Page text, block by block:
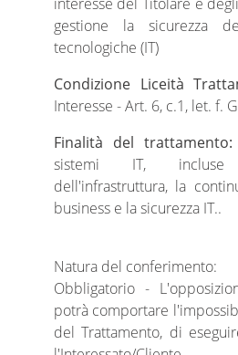
interesse del Titolare e
gestione la sicurezza
tecnologiche (IT)
Condizione Liceità
Interesse - Art. 6, c.1, let. f.
Finalità del trattamento:
sistemi IT,
dell'infrastruttura, la
business e la sicurezza IT..
Natura del conferimento:
Obbligatorio -
potrà comportare
del Trattamento, di